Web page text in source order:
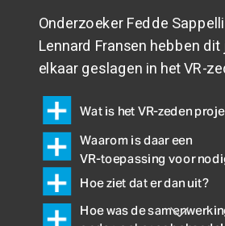
Onderzoeker Fedde
Lennard Fransen hebben dit
Wat is het VR-zeden
Waarom is daar een
VR-toepassing voor
Hoe ziet dat er dan uit?
Hoe was de